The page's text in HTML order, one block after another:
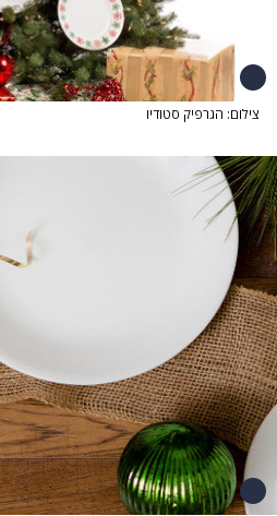
צילום: הגרפיק סטודיו